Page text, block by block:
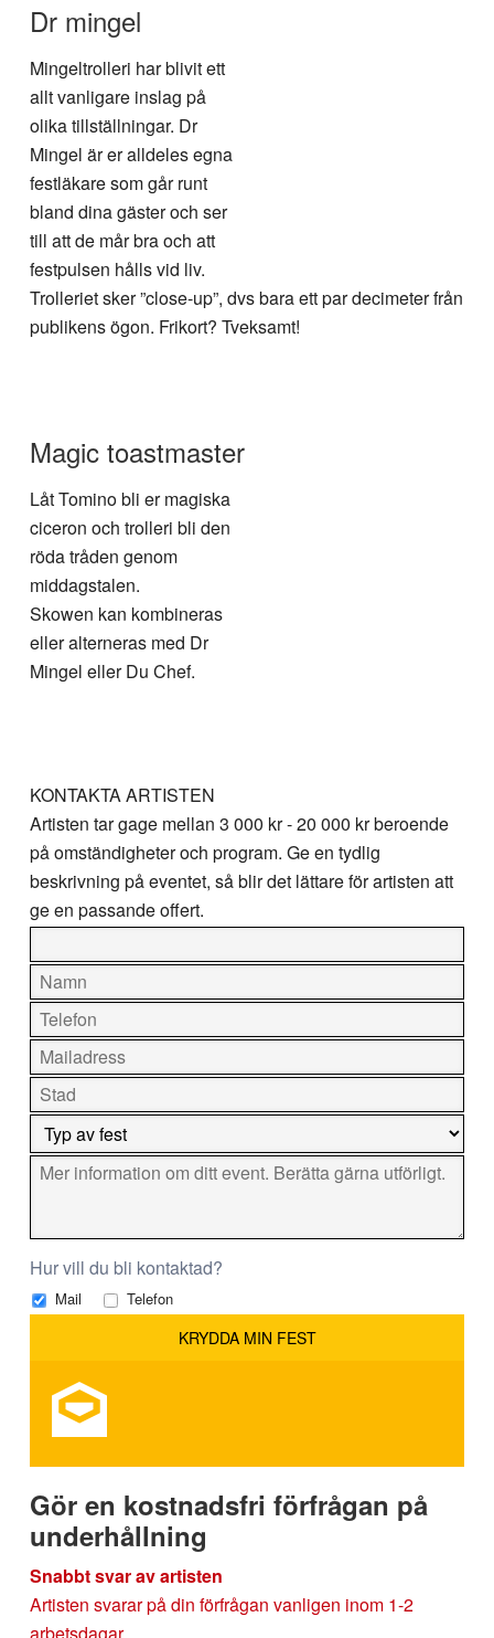
Dr mingel
Mingeltrolleri har blivit ett
allt vanligare inslag på
olika tillställningar. Dr
Mingel är er alldeles egna
festläkare som går runt
bland dina gäster och ser
till att de mår bra och att
festpulsen hålls vid liv.
Trolleriet sker ”close-up”, dvs bara ett par decimeter från
publikens ögon. Frikort? Tveksamt!
Magic toastmaster
Låt Tomino bli er magiska
ciceron och trolleri bli den
röda tråden genom
middagstalen.
Skowen kan kombineras
eller alterneras med Dr
Mingel eller Du Chef.
KONTAKTA ARTISTEN
Artisten tar gage mellan 3 000 kr - 20 000 krberoende
på omständigheter och program. Ge en tydlig
beskrivning på eventet, så blir det lättare för artisten att
ge en passande offert.
Hur vill du bli kontaktad?
Mail Telefon
Gör en kostnadsfri förfrågan på
underhållning
Snabbt svar av artisten
Artisten svarar på din förfrågan vanligen inom 1-2